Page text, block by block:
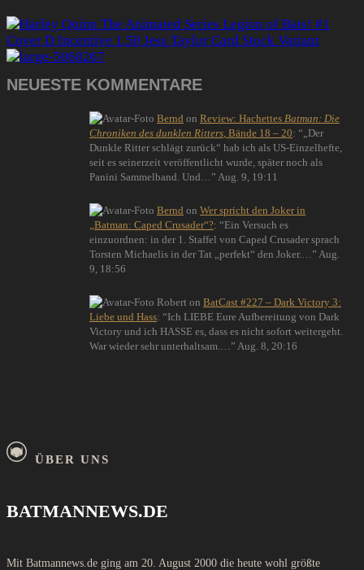
NEUESTE KOMMENTARE
Bernd on Review: Hachettes Batman: Die
Chroniken des dunklen Ritters , Bände 18 – 20: “ „Der
Dunkle Ritter schlägt zurück“ hab ich als US-Einzelhefte,
seit es seinerzeit veröffentlicht wurde, später noch als
Panini Sammelband. Und… ” Aug. 9, 19:11
Bernd on Wer spricht den Joker in
„Batman: Caped Crusader“?: “Ein Versuch es
einzuordnen: in der 1. Staffel von Caped Crusader sprach
Torsten Michaelis in der Tat „perfekt“ den Joker.… ” Aug.
9, 18:56
Robert on BatCast #227 – Dark Victory 3:
Liebe und Hass: “Ich LIEBE Eure Aufbereitung von Dark
Victory und ich HASSE es, dass es nicht sofort weitergeht.
War wieder sehr unterhaltsam.… ” Aug. 8, 20:16
ÜBER UNS
BATMANNEWS.DE
Mit Batmannews.de ging am 20. August 2000 die heute wohl größte